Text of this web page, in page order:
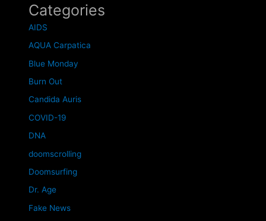
Categories
AIDS
AQUA Carpatica
Blue Monday
Burn Out
Candida Auris
COVID-19
DNA
doomscrolling
Doomsurfing
Dr. Age
Fake News